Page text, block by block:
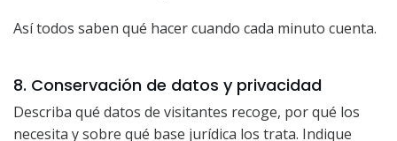
Así todos saben qué hacer cuando cada minuto cuenta.
8. Conservación de datos y privacidad
Describa qué datos de visitantes recoge, por qué los
necesita y sobre qué base jurídica los trata. Indique